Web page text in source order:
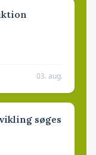
03. aug.
søges